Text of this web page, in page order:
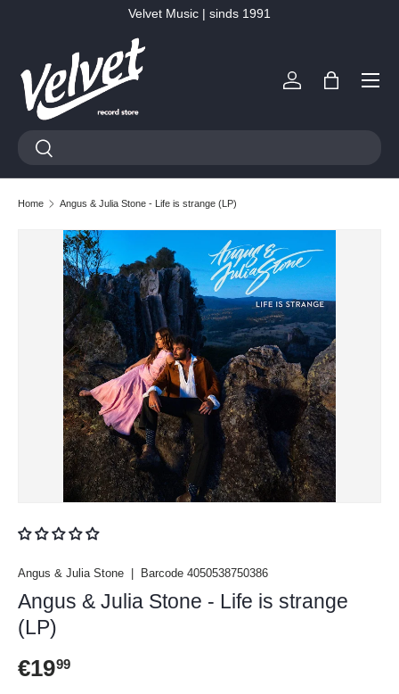
Velvet Music | sinds 1991
Zoeken
Zoeken
Inloggen
Tas
Menu
Home Angus & Julia Stone - Life is strange (LP)
Ga direct naar productinformatie
Angus & Julia Stone Barcode 4050538750386
Angus & Julia Stone - Life is strange
(LP)
Reguliere prijs
€1999